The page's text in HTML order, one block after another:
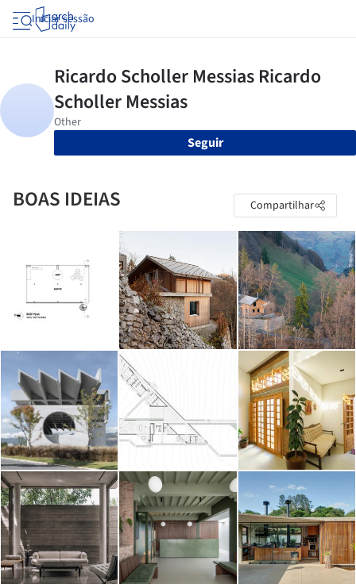
Iniciar sessão
Seguir
BOAS IDEIAS Compartilhar